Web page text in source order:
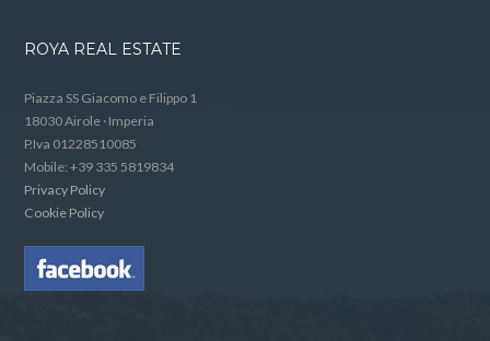
ROYA REAL ESTATE
Piazza SS Giacomo e Filippo 1
18030 Airole · Imperia
P.Iva 01228510085
Mobile: +39 335 5819834
Privacy Policy
Cookie Policy